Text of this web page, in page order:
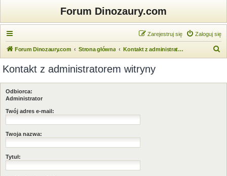
Forum Dinozaury.com
Zaloguj się
Zarejestruj się
Forum Dinozaury.com Strona główna Kontakt z administratorem witryny
k
Kontakt z administratorem witryny
Odbiorca:
Administrator
Twój adres e-mail:
Twoja nazwa:
Tytuł: